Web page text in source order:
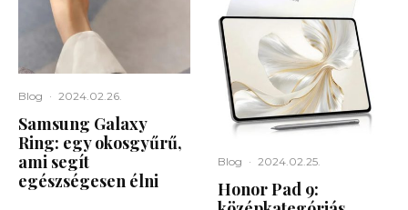
Blog · 2024.02.26.
Samsung Galaxy
Ring: egy okosgyűrű,
ami segít
egészségesen élni
Blog · 2024.02.25.
Honor Pad 9: